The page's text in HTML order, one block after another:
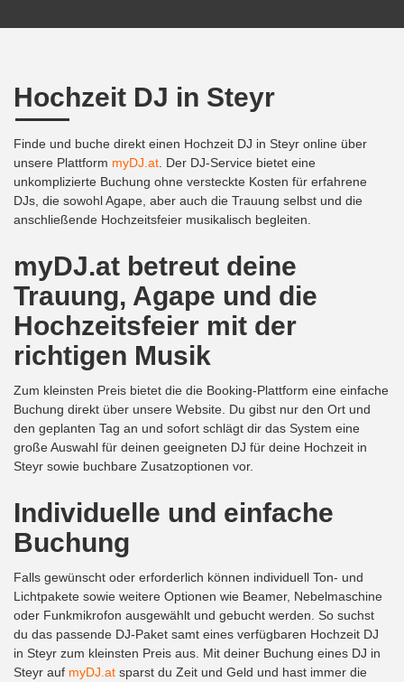
Hochzeit DJ in Steyr
Finde und buche direkt einen Hochzeit DJ in Steyr online über
unsere Plattform myDJ.at . Der DJ-Service bietet eine
unkomplizierte Buchung ohne versteckte Kosten für erfahrene
DJs, die sowohl Agape, aber auch die Trauung selbst und die
anschließende Hochzeitsfeier musikalisch begleiten.
myDJ.at betreut deine
Trauung, Agape und die
Hochzeitsfeier mit der
richtigen Musik
Zum kleinsten Preis bietet die die Booking-Plattform eine einfache
Buchung direkt über unsere Website. Du gibst nur den Ort und
den geplanten Tag an und sofort schlägt dir das System eine
große Auswahl für deinen geeigneten DJ für deine Hochzeit in
Steyr sowie buchbare Zusatzoptionen vor.
Individuelle und einfache
Buchung
Falls gewünscht oder erforderlich können individuell Ton- und
Lichtpakete sowie weitere Optionen wie Beamer, Nebelmaschine
oder Funkmikrofon ausgewählt und gebucht werden. So suchst
du das passende DJ-Paket samt eines verfügbaren Hochzeit DJ
in Steyr zum kleinsten Preis aus. Mit deiner Buchung eines DJ in
Steyr auf myDJ.at sparst du Zeit und Geld und hast immer die